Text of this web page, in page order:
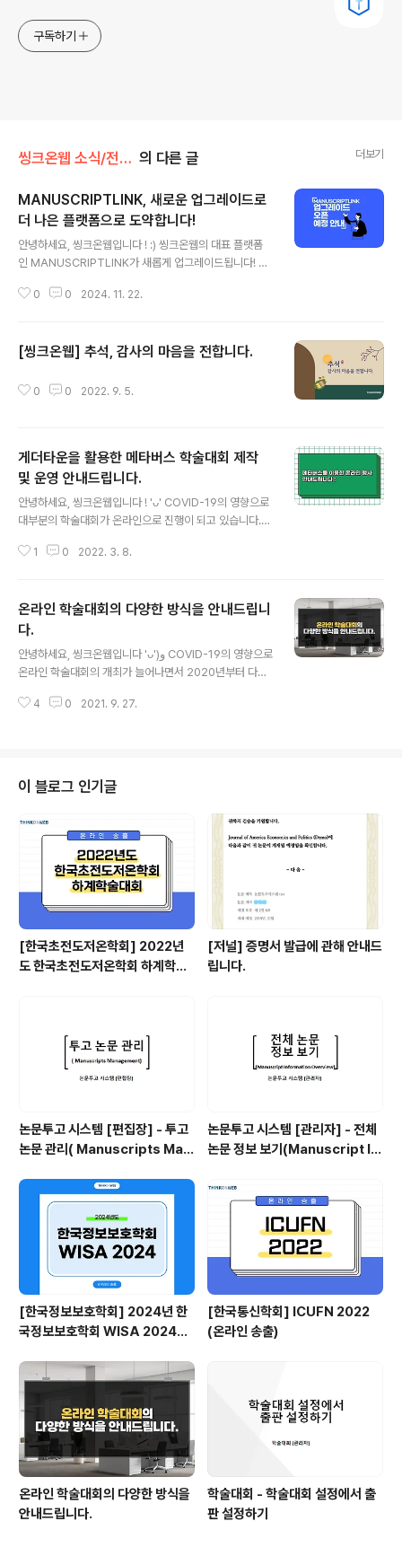
구독하기
씽크온웹 소식/전체공지 의 다른 글 더보기
MANUSCRIPTLINK, 새로운 업그레이드로
더 나은 플랫폼으로 도약합니다!
안녕하세요, 씽크온웹입니다 ! :) 씽크온웹의 대표 플랫폼
인 MANUSCRIPTLINK가 새롭게 업그레이드됩니다! 그
해 사용해 주신 MANUSCRIPTLINK는 이번 업그레이드
혁신과 기능의 확장입니다. 보다 직관적인 인터페이스와
율성을 한층 강화할 것입니다. 특히, 학회 요구 사항을 충족
이번 업그레이드를 통해 연구자, 학회..
0 0 2024. 11. 22.
[씽크온웹] 추석, 감사의 마음을 전합니다.
0 0 2022. 9. 5.
게더타운을 활용한 메타버스 학술대회 제작
및 운영 안내드립니다.
안녕하세요, 씽크온웹입니다 ! 'ᴗ' COVID-19의 영향으로
대부분의 학술대회가 온라인으로 진행이 되고 있습니다.
좀 더 현장감을 높이고, 쌍방향 소통을 더욱 원활하게 하기
게더타운이며, 통신학회 학술대회 포스터 세션, 숭실대학
교 학과 오리엔테이션 등 게더타운을 사용하여 행사를 진
행하였습니다. 단순히 게더타운 자체의 아이콘이나 배경,
맵 등을 사용하는 것이 아닌 다수의 온라인 학술대회 경험
을 바탕으로 직접 맵을 구상하여 디자인하고 제작부터 운
영까지 도와드리고 있습니다 ! 실제 행사 사례는 고객사 소
1 0 2022. 3. 8.
온라인 학술대회의 다양한 방식을 안내드립니
다.
안녕하세요, 씽크온웹입니다 'ᴗ')و COVID-19의 영향으로
온라인 학술대회의 개최가 늘어나면서 2020년부터 다수
는 학회의 특성 및 요구에 맞게 조금씩 다르게 운영이 되어
방식입니다. 학술대회 정보 전달만을 위한 홈페이지의 경
우, 학회에서 직접 줌과 같은 실시간 행사를 진행하시고 링
크를 저희에게 전달해 주시는 경우 등에 사용해 주시는 방
식입니다. 기본 홈페이지를 사용하신다면 저렴한 비용으로
구축이 가능하며 씽크온웹 자체 디자인 및 메뉴 구성(초대
의 글, 위원회, 구두/포스터 논문,..
4 0 2021. 9. 27.
이 블로그 인기글
[한국초전도저온학회] 2022년
도 한국초전도저온학회 하계학술
[저널] 증명서 발급에 관해 안내드
립니다.
논문투고 시스템 [편집장] - 투고
논문 관리( Manuscripts Man
논문투고 시스템 [관리자] - 전체
논문 정보 보기(Manuscript In
[한국정보보호학회] 2024년 한
국정보보호학회 WISA 2024
[한국통신학회] ICUFN 2022
(온라인 송출)
온라인 학술대회의 다양한 방식을
안내드립니다.
학술대회 - 학술대회 설정에서 출
판 설정하기